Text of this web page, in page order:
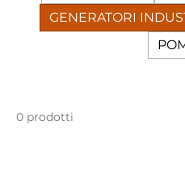
GENERATORI
0 prodotti